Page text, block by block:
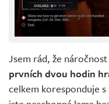
Jsem rád, že
prvních dvou hodin
celkem koresponduje